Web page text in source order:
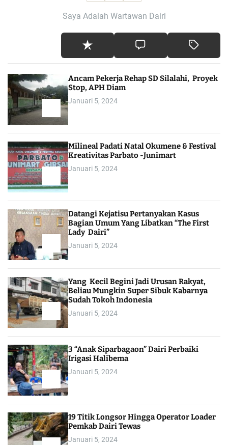
Saya Adalah Wartawan Dairi
Ancam Pekerja Rehap SD Silalahi, Proyek
Stop, APH Diam
Januari 5, 2024
Milineal Padati Natal Okumene & Festival
Kreativitas Parbato -Junimart
Januari 5, 2024
Datangi Kejatisu Pertanyakan Kasus
Bagian Umum Yang Libatkan “The First
Lady Dairi”
Januari 5, 2024
Yang Kecil Begini Jadi Urusan Rakyat,
Beliau Mungkin Super Sibuk Kabarnya
Sudah Tokoh Indonesia
Januari 5, 2024
3 “Anak Siparbagaon” Dairi Perbaiki
Irigasi Halibema
Januari 5, 2024
19 Titik Longsor Hingga Operator Loader
Pemkab Dairi Tewas
Januari 5, 2024